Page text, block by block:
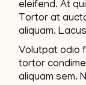
eleifend. At
Tortor at
aliquam.
Volutpat odio
tortor
aliquam sem.